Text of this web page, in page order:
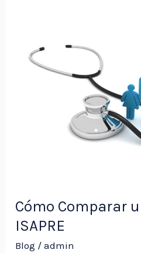
Cómo Comparar
ISAPRE
Blog /admin
Comparar